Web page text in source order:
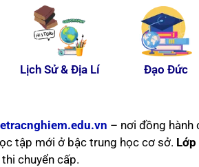
Lịch Sử & Địa Lí Đạo Đức
– nơi đồng hành
tập mới ở bậc trung học cơ sở. Lớp
chuyển cấp.